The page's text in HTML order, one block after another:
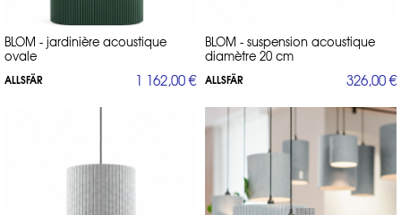
BLOM - jardinière acoustique
ovale
ALLSFÄR 1 162,00 €
BLOM - suspension acoustique
diamètre 20 cm
ALLSFÄR 326,00 €